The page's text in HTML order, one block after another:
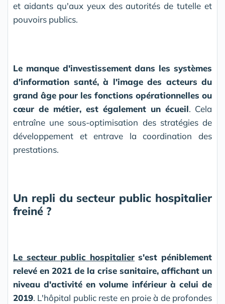
et aidants qu'aux yeux des autorités de tutelle et
pouvoirs publics.
Le manque d'investissement dans les systèmes
d'information santé, à l'image des acteurs du
grand âge pour les fonctions opérationnelles ou
cœur de métier, est également un écueil. Cela
entraîne une sous-optimisation des stratégies de
développement et entrave la coordination des
prestations.
Un repli du secteur public hospitalier
freiné ?
Le secteur public hospitaliers'est péniblement
relevé en 2021 de la crise sanitaire, affichant un
niveau d'activité en volume inférieur à celui de
2019. L'hôpital public reste en proie à de profondes